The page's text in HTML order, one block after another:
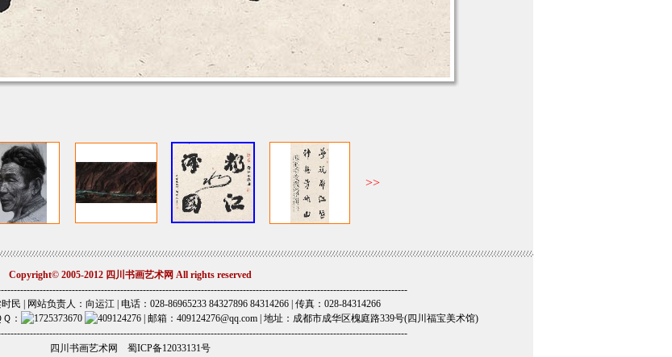
Copyright© 2005-2012 四川书画艺术网 All rights reserved
民 | 网站负责人：向运江 | 电话：028-86965233 84327896 84314266 | 传真：028-84314266
：
| 邮箱：409124276@qq.com | 地址：成都市成华区槐庭路339号(四川福宝美术馆)
四川书画艺术网 蜀ICP备12033131号